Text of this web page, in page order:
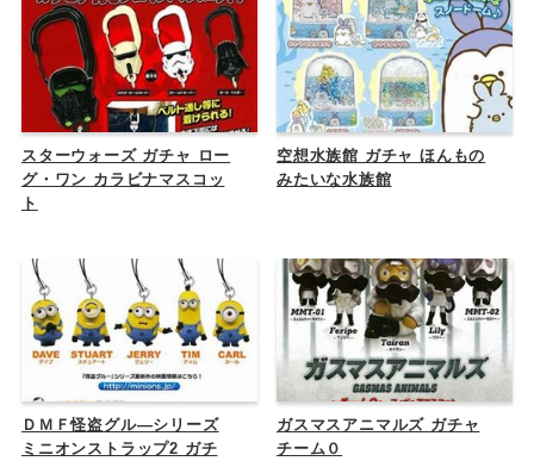
スターウォーズ ガチャ ロー
グ・ワン カラビナマスコッ
ト
空想水族館 ガチャ ほんもの
みたいな水族館
ＤＭＦ怪盗グル―シリーズ
ミニオンストラップ2 ガチ
ガスマスアニマルズ ガチャ
チーム０